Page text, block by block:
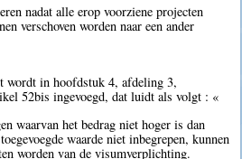
nadat alle erop voorziene projecten
verschoven worden naar een ander
wordt in hoofdstuk 4, afdeling 3,
52bis ingevoegd, dat luidt als volgt : «
waarvan het bedrag niet hoger is dan
waarde niet inbegrepen, kunnen
worden van de visumverplichting.